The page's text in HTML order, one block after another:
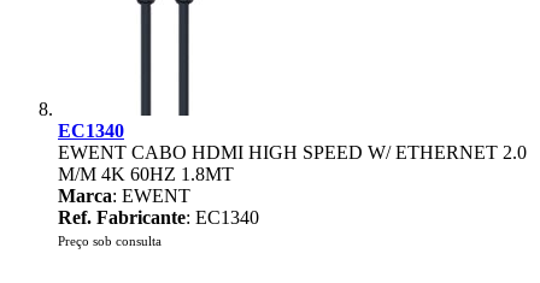
EC1340
EWENT CABO HDMI HIGH SPEED W/ ETHERNET 2.0
M/M 4K 60HZ 1.8MT
Marca: EWENT
Ref. Fabricante: EC1340
Preço sob consulta